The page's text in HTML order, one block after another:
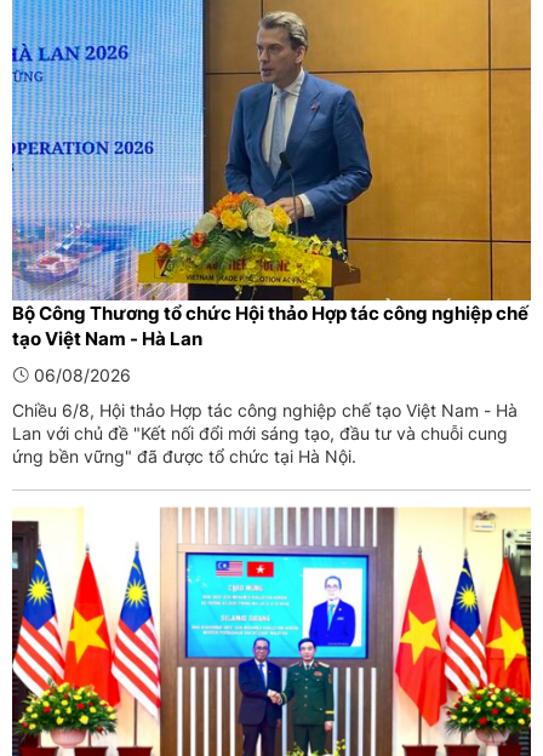
Bộ Công Thương tổ chức Hội thảo Hợp tác công nghiệp chế
tạo Việt Nam - Hà Lan
06/08/2026
Chiều 6/8, Hội thảo Hợp tác công nghiệp chế tạo Việt Nam - Hà
Lan với chủ đề "Kết nối đổi mới sáng tạo, đầu tư và chuỗi cung
ứng bền vững" đã được tổ chức tại Hà Nội.